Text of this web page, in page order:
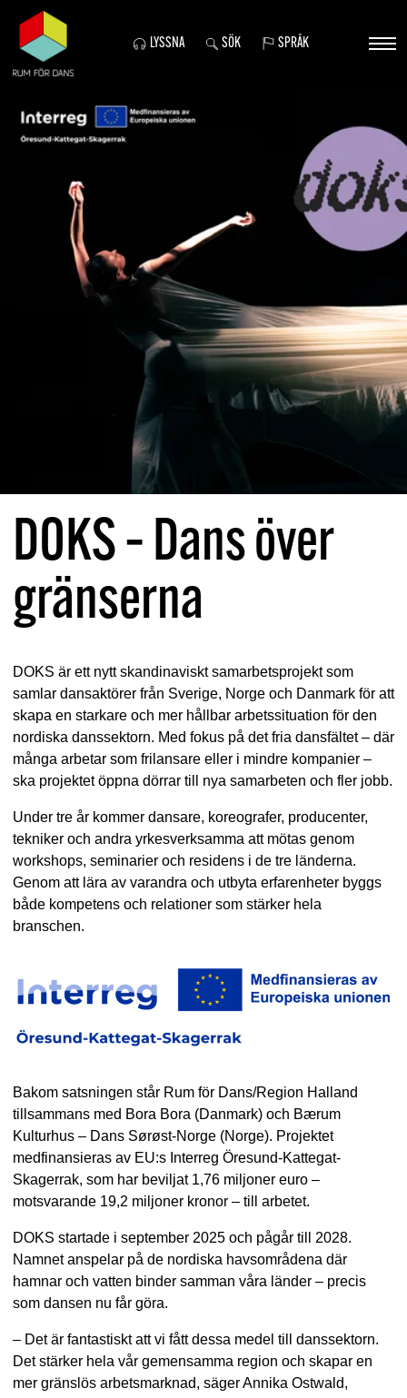
LYSSNA SÖK SPRÅK
DOKS – Dans över
gränserna
DOKS är ett nytt skandinaviskt samarbetsprojekt som
samlar dansaktörer från Sverige, Norge och Danmark för att
skapa en starkare och mer hållbar arbetssituation för den
nordiska danssektorn. Med fokus på det fria dansfältet – där
många arbetar som frilansare eller i mindre kompanier –
ska projektet öppna dörrar till nya samarbeten och fler jobb.
Under tre år kommer dansare, koreografer, producenter,
tekniker och andra yrkesverksamma att mötas genom
workshops, seminarier och residens i de tre länderna.
Genom att lära av varandra och utbyta erfarenheter byggs
både kompetens och relationer som stärker hela
branschen.
Bakom satsningen står Rum för Dans/Region Halland
tillsammans med Bora Bora (Danmark) och Bærum
Kulturhus – Dans Sørøst-Norge (Norge). Projektet
medfinansieras av EU:s Interreg Öresund-Kattegat-
Skagerrak, som har beviljat 1,76 miljoner euro –
motsvarande 19,2 miljoner kronor – till arbetet.
DOKS startade i september 2025 och pågår till 2028.
Namnet anspelar på de nordiska havsområdena där
hamnar och vatten binder samman våra länder – precis
som dansen nu får göra.
– Det är fantastiskt att vi fått dessa medel till danssektorn.
Det stärker hela vår gemensamma region och skapar en
mer gränslös arbetsmarknad, säger Annika Ostwald,